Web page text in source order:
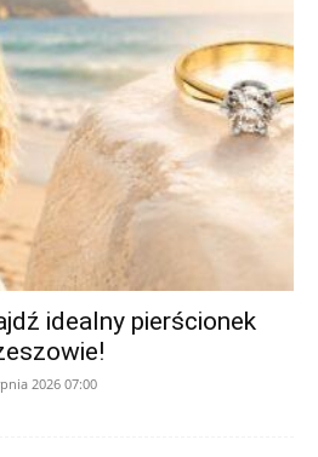
idealny pierścionek
2026 07:00